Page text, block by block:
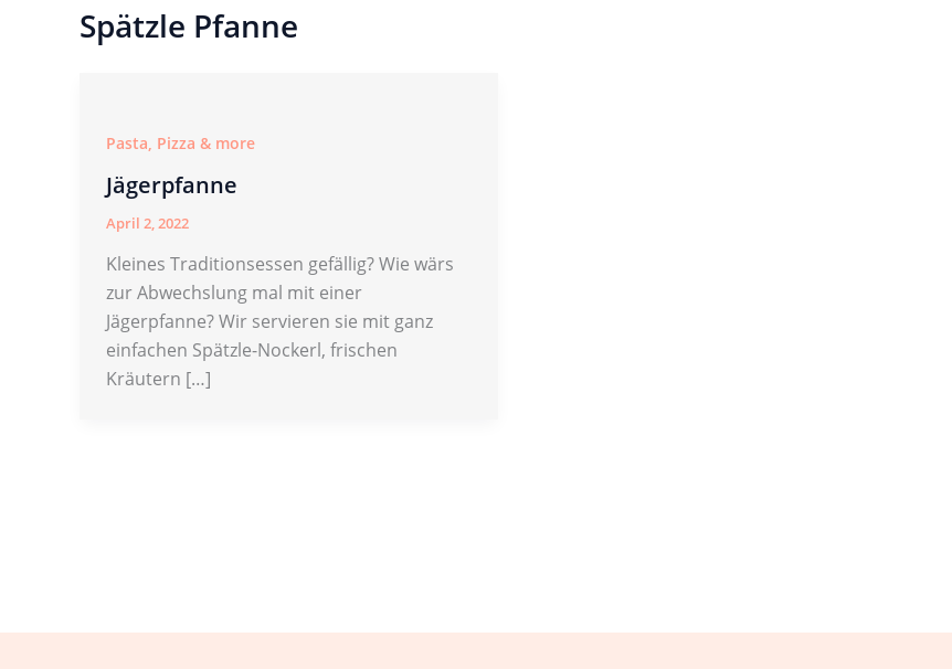
Spätzle Pfanne
Pasta, Pizza & more
Jägerpfanne
April 2, 2022
Kleines Traditionsessen gefällig? Wie wärs
zur Abwechslung mal mit einer
Jägerpfanne? Wir servieren sie mit ganz
einfachen Spätzle-Nockerl, frischen
Kräutern […]